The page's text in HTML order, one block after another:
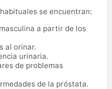
se encuentran:
a partir de los
al orinar.
urinaria.
de problemas
de la próstata.